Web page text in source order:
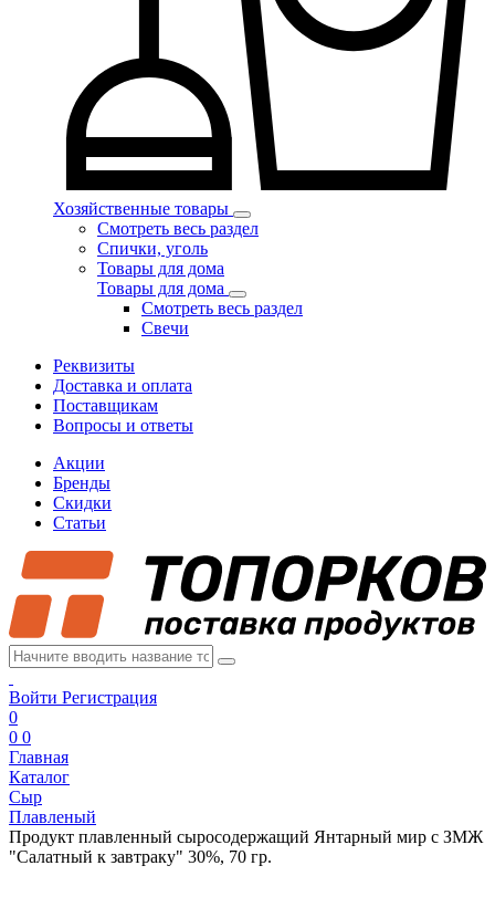
Хозяйственные товары
Смотреть весь раздел
Спички, уголь
Товары для дома
Товары для дома
Смотреть весь раздел
Свечи
Реквизиты
Доставка и оплата
Поставщикам
Вопросы и ответы
Акции
Бренды
Скидки
Статьи
Войти Регистрация
0
0 0
Главная
Каталог
Сыр
Плавленый
Продукт плавленный сыросодержащий Янтарный мир с ЗМЖ
"Салатный к завтраку" 30%, 70 гр.